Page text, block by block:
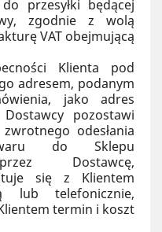
przesyłki będącej
zgodnie z wolą
VAT obejmującą
Klienta pod
adresem, podanym
jako adres
pozostawi
odesłania
do Sklepu
Dostawcę,
się z Klientem
lub telefonicznie,
termin i koszt